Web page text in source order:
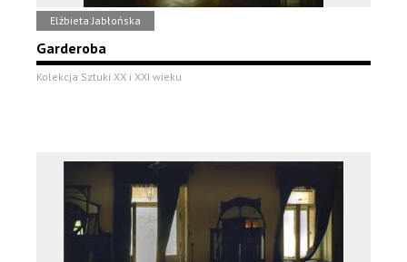
Elżbieta Jabłońska
Garderoba
Kolekcja Sztuki XX i XXI wieku